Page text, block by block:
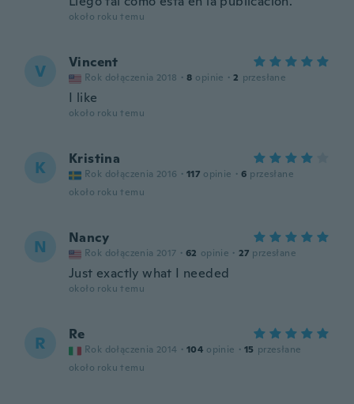
około roku temu
V Vincent
Rok dołączenia 2018 · 8 opinie · 2 przesłane
I like
około roku temu
K Kristina
Rok dołączenia 2016 · 117 opinie · 6 przesłane
około roku temu
N Nancy
Rok dołączenia 2017 · 62 opinie · 27 przesłane
Just exactly what I needed
około roku temu
R Re
Rok dołączenia 2014 · 104 opinie · 15 przesłane
około roku temu